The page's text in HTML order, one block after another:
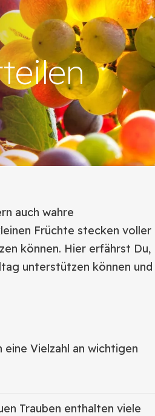
auch wahre
Früchte stecken voller
können. Hier erfährst Du,
unterstützen können und
Vielzahl an wichtigen
Trauben enthalten viele